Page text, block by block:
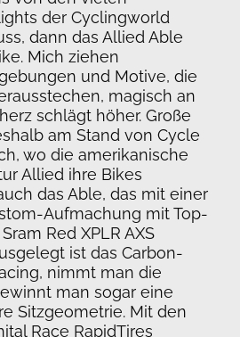
der Cyclingworld
dann das Allied Able
Mich ziehen
und Motive, die
magisch an
schlägt höher. Große
am Stand von Cycle
wo die amerikanische
Allied ihre Bikes
das Able, das mit einer
Aufmachung mit Top-
Red XPLR AXS
ist das Carbon-
nimmt man die
man sogar eine
Sitzgeometrie. Mit den
Race RapidTires